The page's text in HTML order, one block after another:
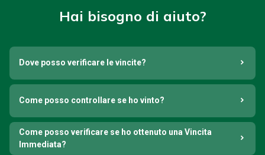
Hai bisogno di aiuto?
Dove posso verificare le vincite?
Come posso controllare se ho vinto?
Come posso verificare se ho ottenuto una Vincita
Immediata?